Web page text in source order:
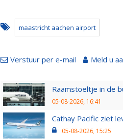
maastricht aachen airport
Verstuur per e-mail Meld u
Raamstoeltje in de
05-08-2026, 16:41
Cathay Pacific ziet
05-08-2026, 15:25